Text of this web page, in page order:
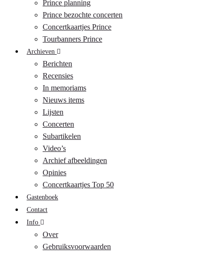
Prince planning
Prince bezochte concerten
Concertkaartjes Prince
Tourbanners Prince
Archieven
Berichten
Recensies
In memoriams
Nieuws items
Lijsten
Concerten
Subartikelen
Video’s
Archief afbeeldingen
Opinies
Concertkaartjes Top 50
Gastenboek
Contact
Info
Over
Gebruiksvoorwaarden